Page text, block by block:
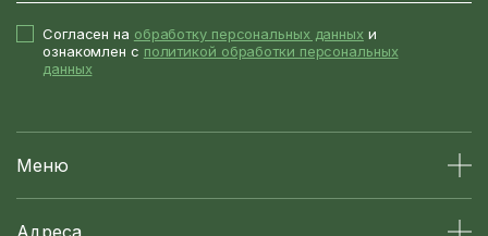
Согласен на обработку персональных данных и
ознакомлен с политикой обработки персональных
данных
Меню
Адреса